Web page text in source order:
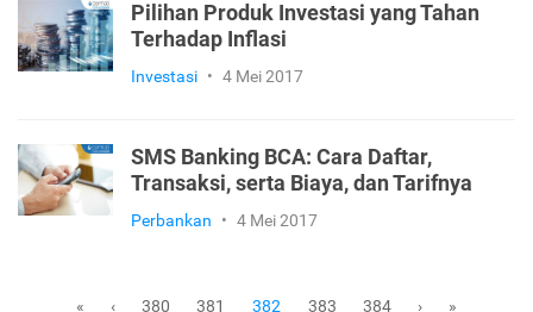
Pilihan Produk Investasi yang Tahan
Terhadap Inflasi
Investasi • 4 Mei 2017
SMS Banking BCA: Cara Daftar,
Transaksi, serta Biaya, dan Tarifnya
Perbankan • 4 Mei 2017
« ‹ 380 381 382 383 384 › »